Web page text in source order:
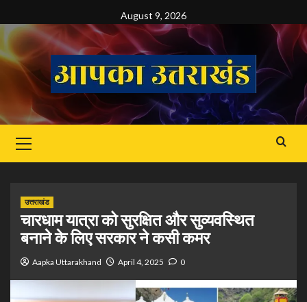
to
content
August 9, 2026
Menu
उत्तराखंड
चारधाम यात्रा को सुरक्षित और सुव्यवस्थित
बनाने के लिए सरकार ने कसी कमर
Aapka Uttarakhand April 4, 2025 0